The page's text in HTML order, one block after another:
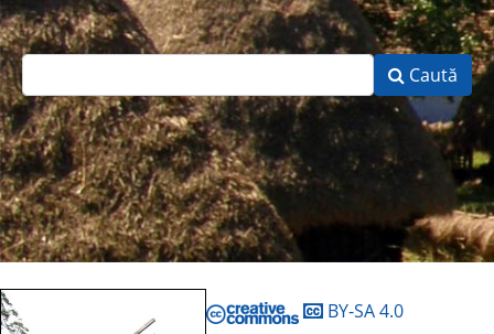
Caută
BY-SA 4.0